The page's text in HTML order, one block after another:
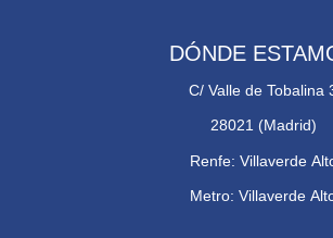
DÓNDE
C/ Valle de Tobalina
28021 (Madrid)
Renfe: Villaverde
Metro: Villaverde